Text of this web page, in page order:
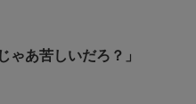
ゃあ苦しいだろ？」